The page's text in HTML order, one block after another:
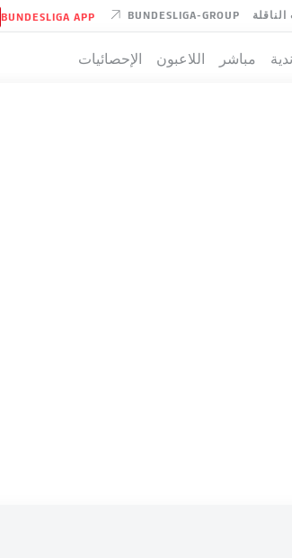
BUNDESLIGA-GROUP
BUNDESLIGA APP
مباشر اللاعبون الإحصائيات